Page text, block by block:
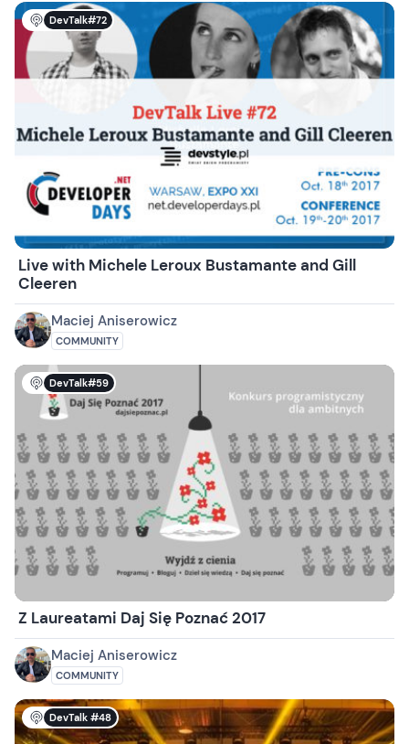
DevTalk#72
Live with Michele Leroux Bustamante and Gill
Cleeren
Maciej Aniserowicz
COMMUNITY
DevTalk#59
Z Laureatami Daj Się Poznać 2017
Maciej Aniserowicz
COMMUNITY
DevTalk #48